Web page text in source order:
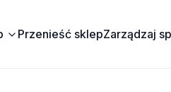
Przenieść sklepZarządzaj